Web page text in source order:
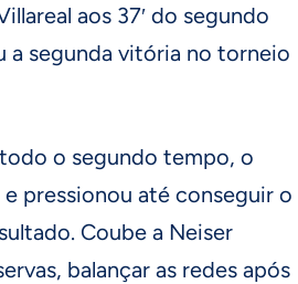
aos 37′ do segundo
segunda vitória no torneio
o segundo tempo, o
pressionou até conseguir o
Coube a Neiser
balançar as redes após